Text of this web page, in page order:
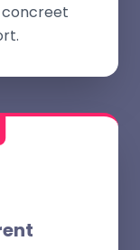
concreet